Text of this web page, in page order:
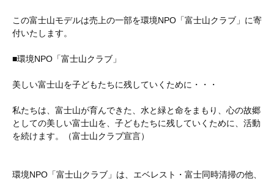
この富士山モデルは売上の一部を環境NPO「富士山クラブ」に寄
付いたします。
■環境NPO「富士山クラブ」
美しい富士山を子どもたちに残していくために・・・
私たちは、富士山が育んできた、水と緑と命をまもり、心の故郷
としての美しい富士山を、子どもたちに残していくために、活動
を続けます。（富士山クラブ宣言）
環境NPO「富士山クラブ」は、エベレスト・富士同時清掃の他、